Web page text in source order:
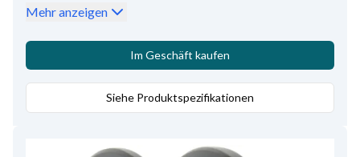
Prod. info BN Montagelochgröße/Hinten
Abstand/Riemens.42.00,
Vak. Pumpe pos./Stutzen 2,D+ Position
Größe Haltearmloch 1
Mehr anzeigen
Im Geschäft kaufen
Siehe Produktspezifikationen